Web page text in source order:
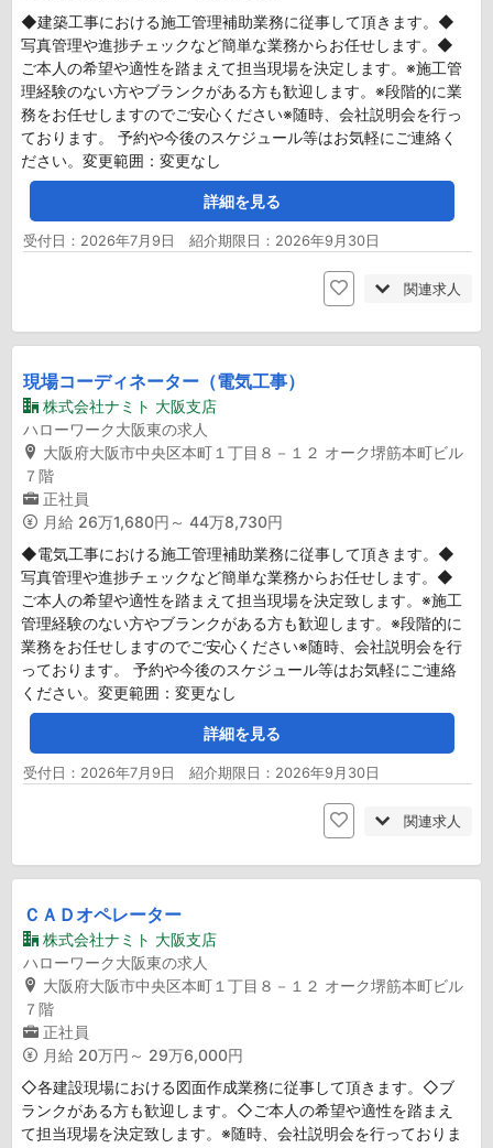
◆建築工事における施工管理補助業務に従事して頂きます。◆
写真管理や進捗チェックなど簡単な業務からお任せします。◆
ご本人の希望や適性を踏まえて担当現場を決定します。※施工管
理経験のない方やブランクがある方も歓迎します。※段階的に業
務をお任せしますのでご安心ください※随時、会社説明会を行っ
ております。 予約や今後のスケジュール等はお気軽にご連絡く
ださい。変更範囲：変更なし
詳細を見る
受付日：2026年7月9日 紹介期限日：2026年9月30日
関連求人
現場コーディネーター（電気工事）
株式会社ナミト 大阪支店
ハローワーク大阪東の求人
大阪府大阪市中央区本町１丁目８－１２ オーク堺筋本町ビル
７階
正社員
月給 26万1,680円～ 44万8,730円
◆電気工事における施工管理補助業務に従事して頂きます。◆
写真管理や進捗チェックなど簡単な業務からお任せします。◆
ご本人の希望や適性を踏まえて担当現場を決定致します。※施工
管理経験のない方やブランクがある方も歓迎します。※段階的に
業務をお任せしますのでご安心ください※随時、会社説明会を行
っております。 予約や今後のスケジュール等はお気軽にご連絡
ください。変更範囲：変更なし
詳細を見る
受付日：2026年7月9日 紹介期限日：2026年9月30日
関連求人
ＣＡＤオペレーター
株式会社ナミト 大阪支店
ハローワーク大阪東の求人
大阪府大阪市中央区本町１丁目８－１２ オーク堺筋本町ビル
７階
正社員
月給 20万円～ 29万6,000円
◇各建設現場における図面作成業務に従事して頂きます。◇ブ
ランクがある方も歓迎します。◇ご本人の希望や適性を踏まえ
て担当現場を決定致します。※随時、会社説明会を行っておりま